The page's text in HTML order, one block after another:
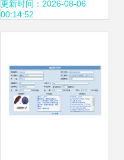
赋能销售业务的新
更新时间：2026-08-06
00:14:52